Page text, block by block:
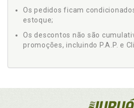
Os pedidos ficam
estoque;
Os descontos não são
promoções, incluindo P.A.P. e